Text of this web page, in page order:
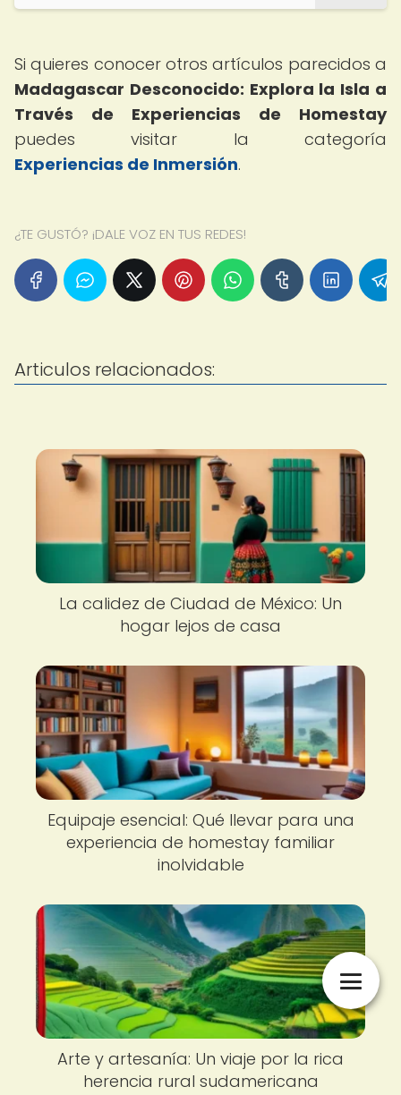
Si quieres conocer otros artículos parecidos a
Madagascar Desconocido: Explora la Isla a
Través de Experiencias de Homestay
puedes visitar la categoría
Experiencias de Inmersión.
¿TE GUSTÓ? ¡DALE VOZ EN TUS REDES!
Articulos relacionados:
La calidez de Ciudad de México: Un
hogar lejos de casa
Equipaje esencial: Qué llevar para una
experiencia de homestay familiar
inolvidable
Arte y artesanía: Un viaje por la rica
herencia rural sudamericana